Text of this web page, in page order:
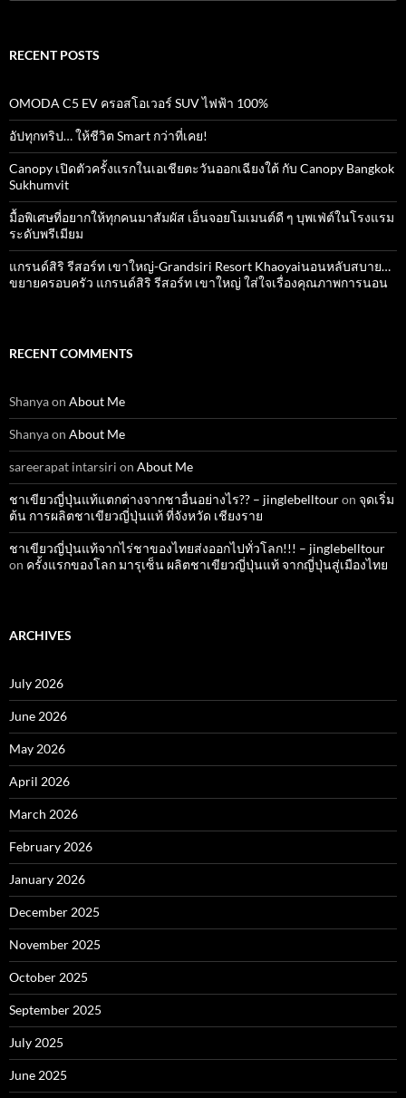
RECENT POSTS
OMODA C5 EV ครอสโอเวอร์ SUV ไฟฟ้า 100%
อัปทุกทริป… ให้ชีวิต Smart กว่าที่เคย!
Canopy เปิดตัวครั้งแรกในเอเชียตะวันออกเฉียงใต้ กับ Canopy Bangkok
Sukhumvit
มื้อพิเศษที่อยากให้ทุกคนมาสัมผัส เอ็นจอยโมเมนต์ดี ๆ บุพเฟ่ต์ในโรงแรม
ระดับพรีเมียม
แกรนด์สิริ​ รีสอร์ท​ เขาใหญ่​-Grandsiri​ Resort​ Khaoyaiนอนหลับสบาย…
ขยายครอบครัว แกรนด์สิริ รีสอร์ท เขาใหญ่ ใส่ใจเรื่องคุณภาพการนอน
RECENT COMMENTS
Shanyaon About Me
Shanyaon About Me
sareerapat intarsiri on About Me
ชาเขียวญี่ปุ่นแท้แตกต่างจากชาอื่นอย่างไร?? – jinglebelltouron จุดเริ่ม
ต้น การผลิตชาเขียวญี่ปุ่นแท้ ที่จังหวัด เชียงราย
ชาเขียวญี่ปุ่นแท้จากไร่ชาของไทยส่งออกไปทั่วโลก!!! – jinglebelltour
on ครั้งแรกของโลก มารุเซ็น ผลิตชาเขียวญี่ปุ่นแท้ จากญี่ปุ่นสู่เมืองไทย
ARCHIVES
July 2026
June 2026
May 2026
April 2026
March 2026
February 2026
January 2026
December 2025
November 2025
October 2025
September 2025
July 2025
June 2025